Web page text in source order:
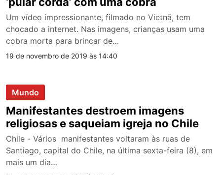
Um vídeo impressionante, filmado no Vietnã, tem
chocado a internet. Nas imagens, crianças usam uma
cobra morta para brincar de…
19 de novembro de 2019 às 14:40
Mundo
Manifestantes destroem imagens
religiosas e saqueiam igreja no Chile
Chile - Vários manifestantes voltaram às ruas de
Santiago, capital do Chile, na última sexta-feira (8), em
mais um dia…